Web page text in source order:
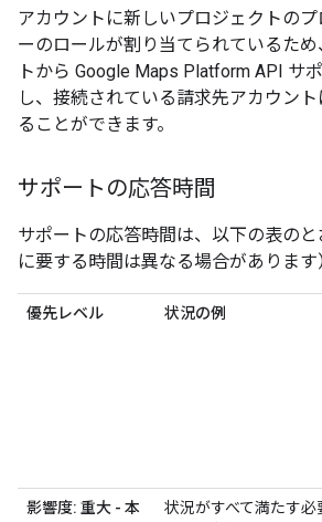
アカウントに新しいプロジェクトの
ーのロールが割り当てられているた
トから Google Maps Platform API サ
し、接続されている請求先アカウン
ることができます。
サポートの応答時間
サポートの応答時間は、以下の表の
に要する時間は異なる場合があります
優先レベル 状況の例
影響度: 重大 - 本
状況がすべて満たす必